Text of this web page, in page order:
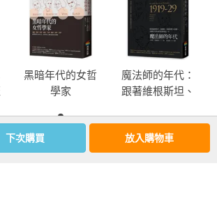
人不是天生命定的，是後天塑造出來的。」
對後世影響深遠，憑藉著作《第二性》成
存在。
會珍視自己，意即：為自己的幸福而戰。」
自己定義，每個人都坦誠地面對自己，就
注是最難得又純粹的慷慨。」
的偉大精神」，她用對世界的關注與善
黑暗年代的女哲
學家
魔法師的年代：
跟著維根斯坦、
與卡西勒，巡禮
百花齊放的哲學
黃金十年
下次購買 放入購物車